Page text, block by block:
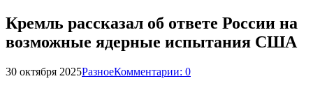
Кремль рассказал об ответе России на
возможные ядерные испытания США
30 октября 2025РазноеКомментарии: 0